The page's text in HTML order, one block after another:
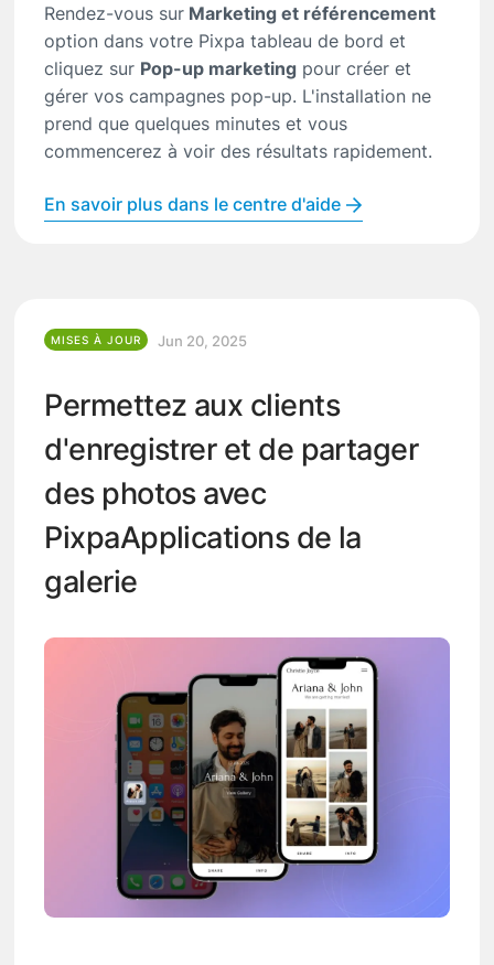
Rendez-vous sur Marketing et référencement
option dans votre Pixpa tableau de bord et
cliquez sur Pop-up marketing pour créer et
gérer vos campagnes pop-up. L'installation ne
prend que quelques minutes et vous
commencerez à voir des résultats rapidement.
En savoir plus dans le centre d'aide
MISES À JOUR Jun 20, 2025
Permettez aux clients
d'enregistrer et de partager
des photos avec
PixpaApplications de la
galerie